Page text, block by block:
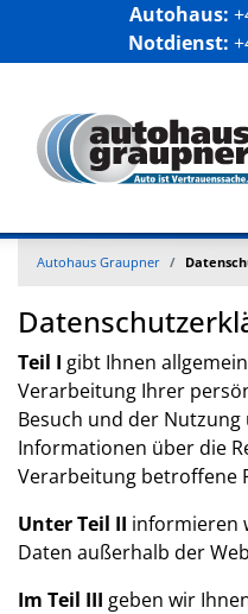
Autohaus:
Notdienst:
Autohaus Graupner
Teil I gibt Ihnen
Verarbeitung Ihrer
Besuch und der
Informationen über die
Verarbeitung betroffene
Unter Teil II informieren
Daten außerhalb der
Im Teil III geben wir